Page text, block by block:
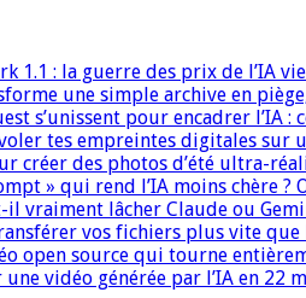
1.1 : la guerre des prix de l’IA
une simple archive en
s’unissent pour encadrer l’IA :
tes empreintes digitales sur
créer des photos d’été ultra-
» qui rend l’IA moins chère ?
il vraiment lâcher Claude ou
vos fichiers plus vite que
open source qui tourne
vidéo générée par l’IA en 22